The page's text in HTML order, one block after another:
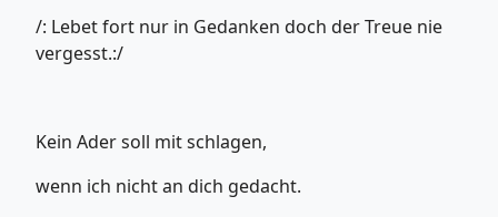
/: Lebet fort nur in Gedanken doch der Treue nie
vergesst.:/
Kein Ader soll mit schlagen,
wenn ich nicht an dich gedacht.